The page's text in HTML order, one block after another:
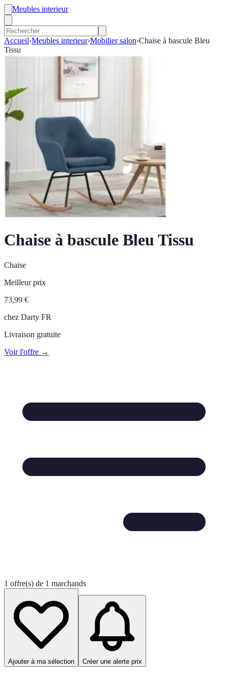
Meubles interieur
Accueil›Meubles interieur›Mobilier salon›Chaise à bascule Bleu
Tissu
Chaise à bascule Bleu Tissu
Chaise
Meilleur prix
73,99 €
chez Darty FR
Livraison gratuite
Voir l'offre →
1 offre(s) de 1 marchands
Ajouter à ma sélection Créer une alerte prix